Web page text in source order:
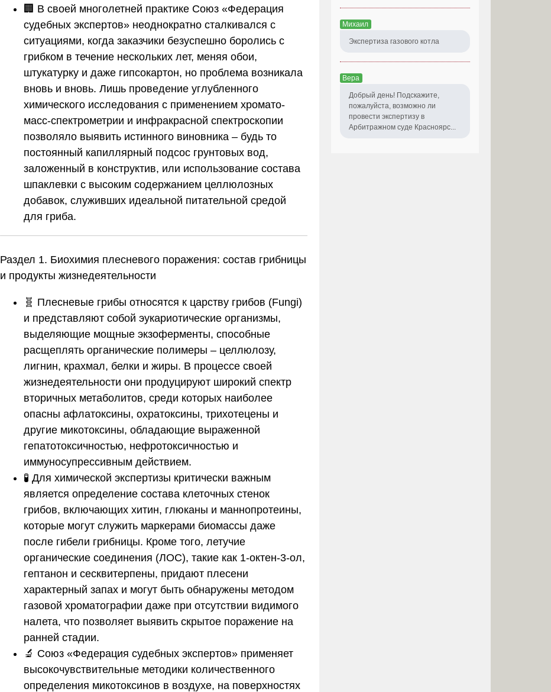
🏢 В своей многолетней практике Союз «Федерация
судебных экспертов» неоднократно сталкивался с
ситуациями, когда заказчики безуспешно боролись с
грибком в течение нескольких лет, меняя обои,
штукатурку и даже гипсокартон, но проблема возникала
вновь и вновь. Лишь проведение углубленного
химического исследования с применением хромато-
масс-спектрометрии и инфракрасной спектроскопии
позволяло выявить истинного виновника – будь то
постоянный капиллярный подсос грунтовых вод,
заложенный в конструктив, или использование состава
шпаклевки с высоким содержанием целлюлозных
добавок, служивших идеальной питательной средой
для гриба.
Раздел 1. Биохимия плесневого поражения: состав грибницы
и продукты жизнедеятельности
🧬 Плесневые грибы относятся к царству грибов (Fungi)
и представляют собой эукариотические организмы,
выделяющие мощные экзоферменты, способные
расщеплять органические полимеры – целлюлозу,
лигнин, крахмал, белки и жиры. В процессе своей
жизнедеятельности они продуцируют широкий спектр
вторичных метаболитов, среди которых наиболее
опасны афлатоксины, охратоксины, трихотецены и
другие микотоксины, обладающие выраженной
гепатотоксичностью, нефротоксичностью и
иммуносупрессивным действием.
🧪 Для химической экспертизы критически важным
является определение состава клеточных стенок
грибов, включающих хитин, глюканы и маннопротеины,
которые могут служить маркерами биомассы даже
после гибели грибницы. Кроме того, летучие
органические соединения (ЛОС), такие как 1-октен-3-ол,
гептанон и сесквитерпены, придают плесени
характерный запах и могут быть обнаружены методом
газовой хроматографии даже при отсутствии видимого
налета, что позволяет выявить скрытое поражение на
ранней стадии.
🔬 Союз «Федерация судебных экспертов» применяет
высокочувствительные методики количественного
определения микотоксинов в воздухе, на поверхностях
Михаил
Экспертиза газового котла
Вера
Добрый день! Подскажите,
пожалуйста, возможно ли
провести экспертизу в
Арбитражном суде Красноярс...